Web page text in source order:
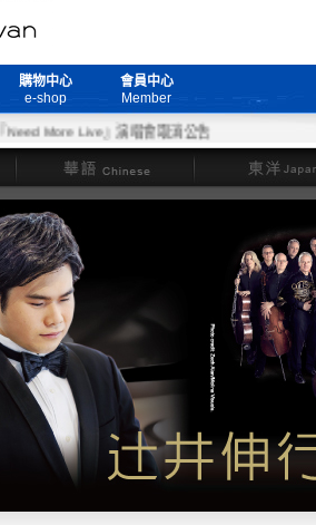
購物中心
e-shop
會員中心
Member
More Live』演唱會取消公告
華語 東洋